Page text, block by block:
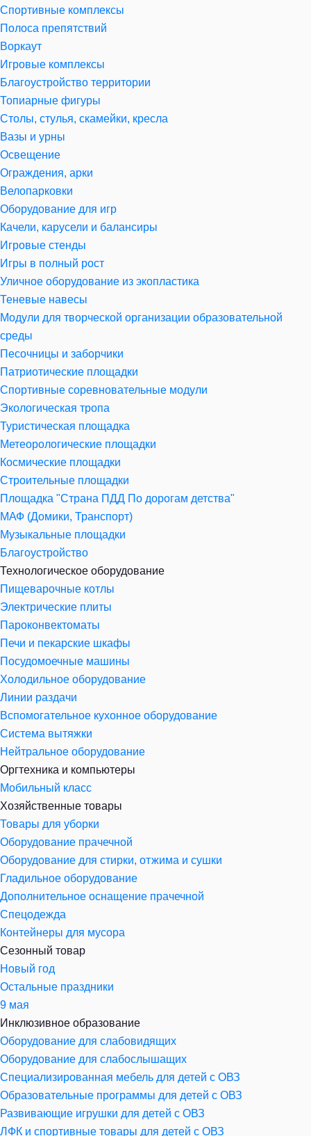
Спортивные комплексы
Полоса препятствий
Воркаут
Игровые комплексы
Благоустройство территории
Топиарные фигуры
Столы, стулья, скамейки, кресла
Вазы и урны
Освещение
Ограждения, арки
Велопарковки
Оборудование для игр
Качели, карусели и балансиры
Игровые стенды
Игры в полный рост
Уличное оборудование из экопластика
Теневые навесы
Модули для творческой организации образовательной
среды
Песочницы и заборчики
Патриотические площадки
Спортивные соревновательные модули
Экологическая тропа
Туристическая площадка
Метеорологические площадки
Космические площадки
Строительные площадки
Площадка "Страна ПДД По дорогам детства"
МАФ (Домики, Транспорт)
Музыкальные площадки
Благоустройство
Технологическое оборудование
Пищеварочные котлы
Электрические плиты
Пароконвектоматы
Печи и пекарские шкафы
Посудомоечные машины
Холодильное оборудование
Линии раздачи
Вспомогательное кухонное оборудование
Система вытяжки
Нейтральное оборудование
Оргтехника и компьютеры
Мобильный класс
Хозяйственные товары
Товары для уборки
Оборудование прачечной
Оборудование для стирки, отжима и сушки
Гладильное оборудование
Дополнительное оснащение прачечной
Спецодежда
Контейнеры для мусора
Сезонный товар
Новый год
Остальные праздники
9 мая
Инклюзивное образование
Оборудование для слабовидящих
Оборудование для слабослышащих
Специализированная мебель для детей с ОВЗ
Образовательные программы для детей с ОВЗ
Развивающие игрушки для детей с ОВЗ
ЛФК и спортивные товары для детей с ОВЗ